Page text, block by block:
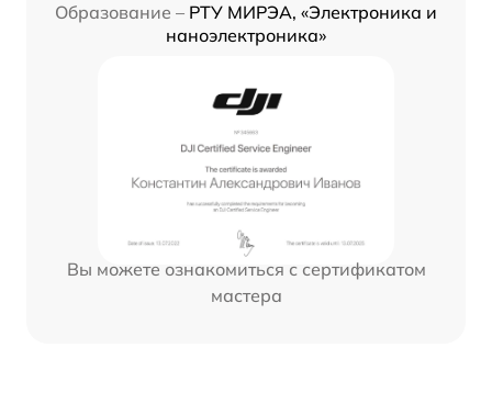
Образование – РТУ МИРЭА, «Электроника и
наноэлектроника»
Вы можете ознакомиться с сертификатом
мастера